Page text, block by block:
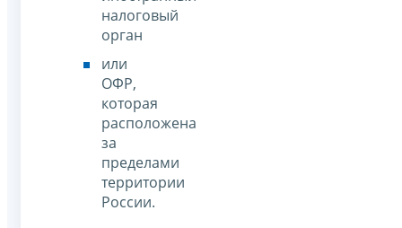
налоговый
орган
или
ОФР,
которая
расположена
за
пределами
территории
России.